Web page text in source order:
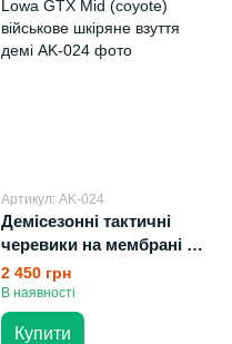
Артикул: AK-024
Демісезонні тактичні
черевики на мембрані AK
Lowa GTX Mid (coyote)
військове шкіряне взуття
демі
2 450 грн
В наявності
Купити